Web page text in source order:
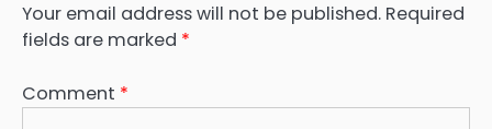
Your email address will not be published. Required
fields are marked *
Comment *